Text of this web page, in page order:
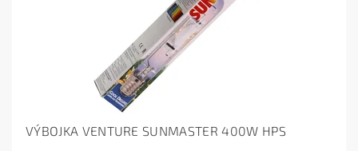
VÝBOJKA VENTURE SUNMASTER 400W HPS